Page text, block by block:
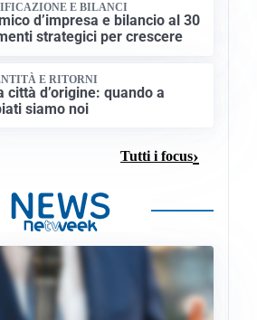
E BILANCI
d’impresa e bilancio al 30
strategici per crescere
E RITORNI
città d’origine: quando a
siamo noi
Tutti i focus